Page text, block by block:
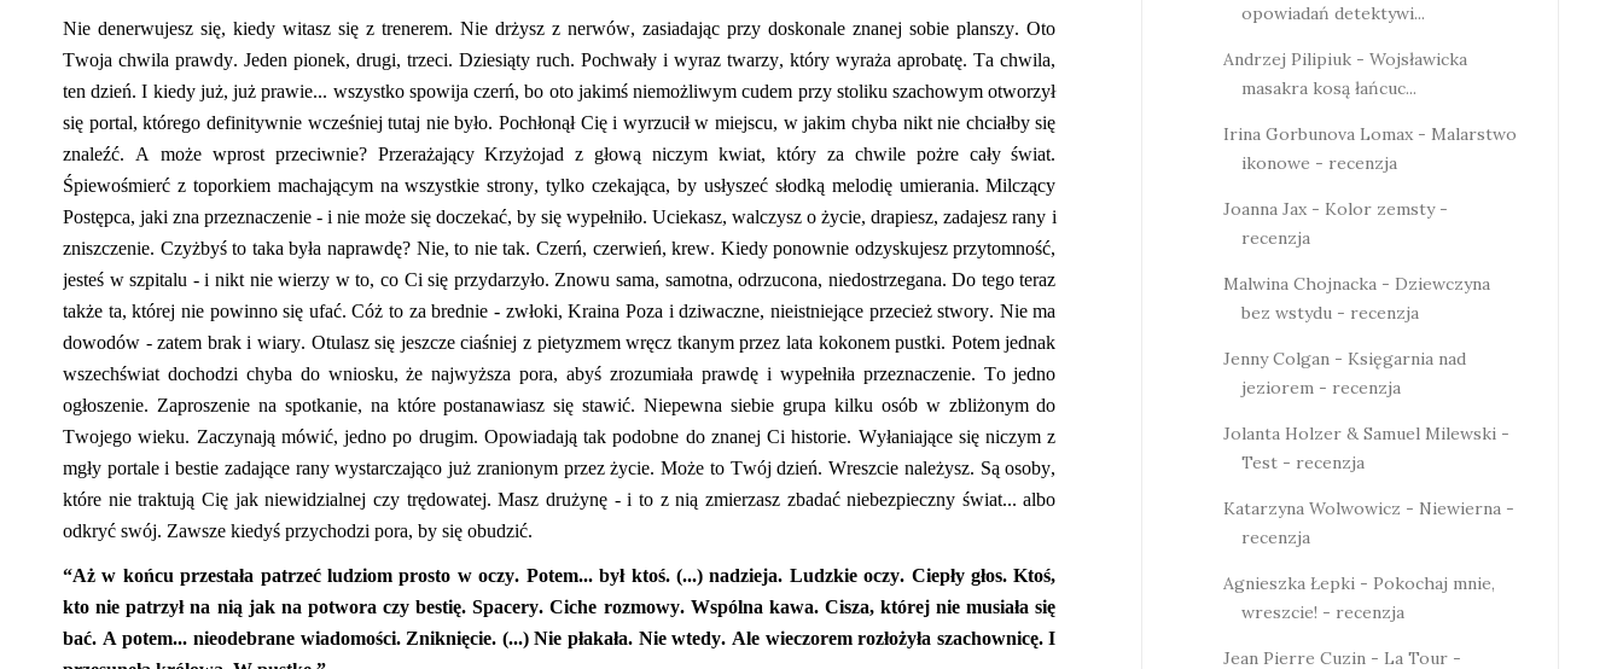
Nie denerwujesz się, kiedy witasz się z trenerem. Nie drżysz z nerwów, zasiadając przy doskonale znanej sobie planszy. Oto
Twoja chwila prawdy. Jeden pionek, drugi, trzeci. Dziesiąty ruch. Pochwały i wyraz twarzy, który wyraża aprobatę. Ta chwila,
ten dzień. I kiedy już, już prawie... wszystko spowija czerń, bo oto jakimś niemożliwym cudem przy stoliku szachowym otworzył
się portal, którego definitywnie wcześniej tutaj nie było. Pochłonął Cię i wyrzucił w miejscu, w jakim chyba nikt nie chciałby się
znaleźć. A może wprost przeciwnie? PrzerażającyKrzyżojad z głową niczym kwiat, który za chwile pożre cały świat.
Śpiewośmierć z toporkiem machającym na wszystkie strony, tylko czekająca, by usłyszeć słodką melodię umierania. Milczący
Postępca, jaki zna przeznaczenie- i nie może się doczekać, by się wypełniło.Uciekasz, walczysz o życie, drapiesz, zadajesz rany i
zniszczenie. Czyżbyś to taka była naprawdę? Nie, to nie tak. Czerń, czerwień, krew. Kiedy ponownie odzyskujesz przytomność,
jesteś w szpitalu - i nikt nie wierzy w to, co Ci się przydarzyło. Znowu sama, samotna, odrzucona, niedostrzegana. Do tego teraz
także ta, której nie powinno się ufać. Cóż to za brednie - zwłoki, Kraina Poza i dziwaczne, nieistniejące przecież stwory. Nie ma
dowodów - zatem brak i wiary. Otulasz się jeszcze ciaśniej z pietyzmem wręcz tkanym przez lata kokonem pustki. Potem jednak
wszechświat dochodzi chyba do wniosku, że najwyższa pora, abyś zrozumiała prawdę i wypełniła przeznaczenie. To jedno
ogłoszenie. Zaproszenie na spotkanie, na którepostanawiasz się stawić. Niepewna siebie grupa kilku osób w zbliżonym do
Twojego wieku. Zaczynają mówić, jedno po drugim. Opowiadają tak podobne do znanej Ci historie. Wyłaniające się niczym z
mgły portale i bestie zadające rany wystarczająco już zranionym przez życie. Może to Twój dzień. Wreszcie należysz. Są osoby,
które nie traktują Cię jak niewidzialnej czy trędowatej. Masz drużynę - i to z nią zmierzasz zbadać niebezpieczny świat... albo
odkryć swój. Zawsze kiedyś przychodzi pora, by się obudzić.
“Aż w końcu przestała patrzeć ludziom prosto w oczy. Potem... był ktoś. (...) nadzieja. Ludzkie oczy. Ciepły głos. Ktoś,
kto nie patrzył na nią jak na potwora czy bestię. Spacery. Ciche rozmowy. Wspólna kawa.Cisza, której nie musiała się
bać. A potem... nieodebrane wiadomości. Zniknięcie. (...) Nie płakała. Nie wtedy. Ale wieczorem rozłożyła szachownicę. I
opowiadań detektywi...
Andrzej Pilipiuk - Wojsławicka
masakra kosą łańcuc...
Irina Gorbunova Lomax - Malarstwo
ikonowe - recenzja
Joanna Jax - Kolor zemsty -
recenzja
Malwina Chojnacka - Dziewczyna
bez wstydu - recenzja
Jenny Colgan - Księgarnia nad
jeziorem - recenzja
Jolanta Holzer & Samuel Milewski -
Test - recenzja
Katarzyna Wolwowicz - Niewierna -
recenzja
Agnieszka Łepki - Pokochaj mnie,
wreszcie! - recenzja
Jean Pierre Cuzin - La Tour -